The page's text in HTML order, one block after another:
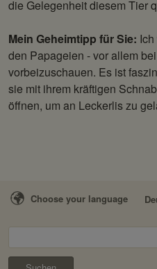
die Gelegenheit diesem Tier
Mein Geheimtipp für Sie:
den Papageien - vor allem
vorbeizuschauen. Es ist
sie mit ihrem kräftigen
öffnen, um an Leckerlis zu
Choose your language